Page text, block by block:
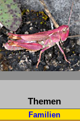
Themen
Familien